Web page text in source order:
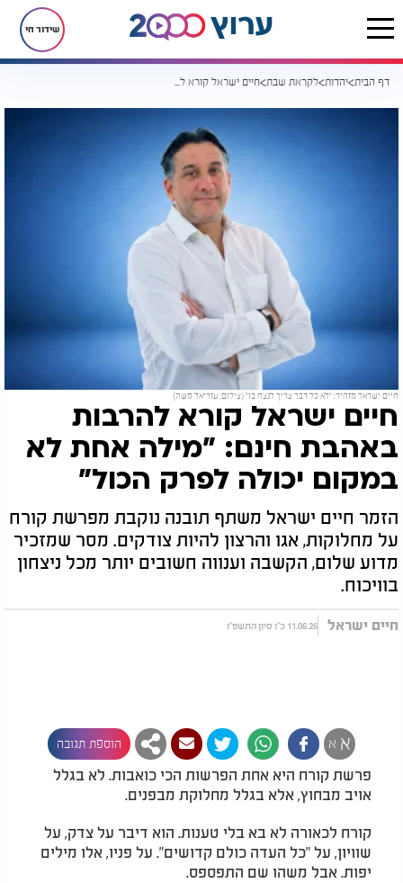
שידור חי
דף הבית יהדות לקראת שבת חיים ישראל קורא להרבות באהבת חינם: "מילה אחת לא במקום יכולה לפרק הכול"
חיים ישראל מזהיר: "לא כל דבר צריך לנצח בו" (צילום: עזריאל משה)
חיים ישראל קורא להרבות
באהבת חינם: "מילה אחת לא
במקום יכולה לפרק הכול"
הזמר חיים ישראל משתף תובנה נוקבת מפרשת קורח
על מחלוקות, אגו והרצון להיות צודקים. מסר שמזכיר
מדוע שלום, הקשבה וענווה חשובים יותר מכל ניצחון
בוויכוח.
חיים ישראל 11.06.26 כ"ו סיון התשפ"ו
א א הוספת תגובה
פרשת קורח היא אחת הפרשות הכי כואבות. לא בגלל
אויב מבחוץ, אלא בגלל מחלוקת מבפנים.
קורח לכאורה לא בא בלי טענות. הוא דיבר על צדק, על
שוויון, על "כל העדה כולם קדושים". על פניו, אלו מילים
יפות. אבל משהו שם התפספס.